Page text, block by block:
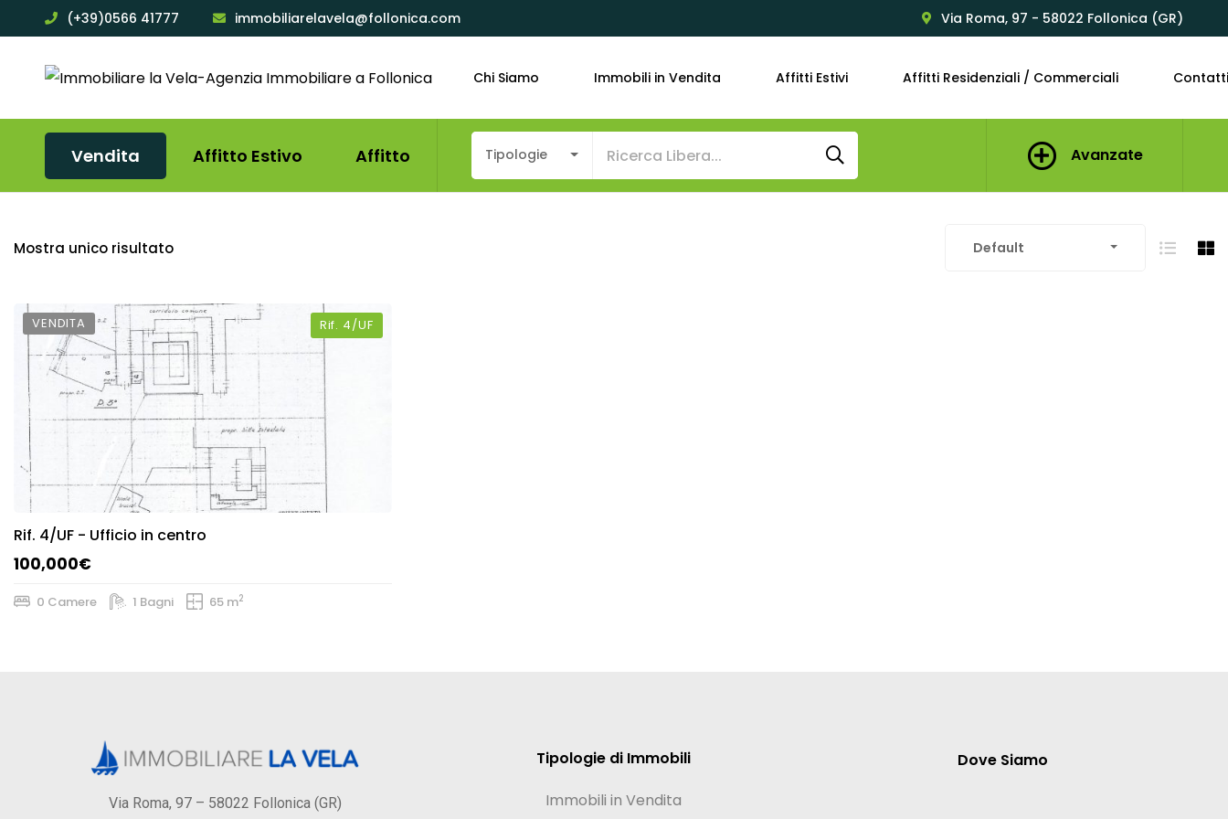
(+39)0566 41777 immobiliarelavela@follonica.com Via Roma, 97 - 58022 Follonica (GR)
Chi Siamo Immobili in Vendita Affitti Estivi Affitti Residenziali / Commerciali
Vendita Affitto Estivo Affitto Tipologie Avanzate
Mostra unico risultato Default
VENDITA Rif. 4/UF
Rif. 4/UF - Ufficio in centro
100,000€
0 Camere 1 Bagni 65 m2
Via Roma, 97 – 58022 Follonica (GR)
Tipologie di Immobili
Immobili in Vendita
Dove Siamo